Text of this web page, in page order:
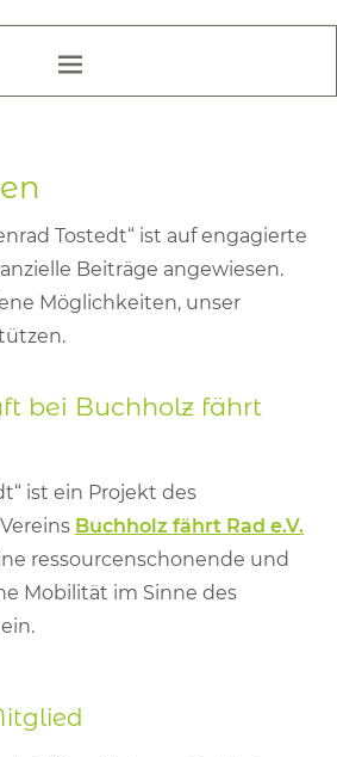
Tostedt“ ist auf engagierte
Beiträge angewiesen.
Möglichkeiten, unser
bei Buchholz fährt
ist ein Projekt des
Buchholz fährt Rad e.V.
ressourcenschonende und
Mobilität im Sinne des